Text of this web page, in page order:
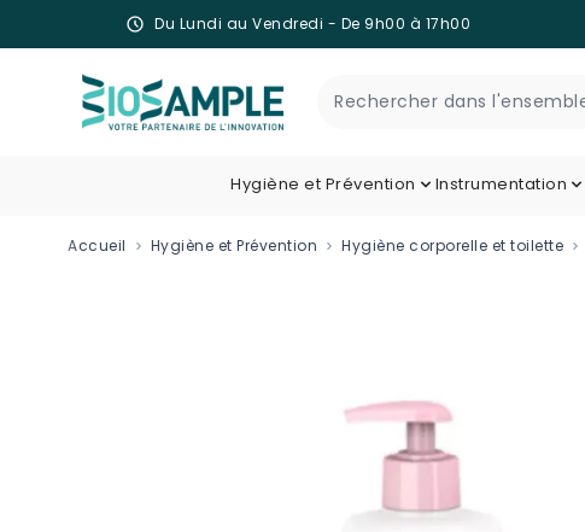
Du Lundi au Vendredi - De 9h00 à 17h00
Hygiène et Prévention Instrumentation
Accueil Hygiène et Prévention Hygiène corporelle et toilette